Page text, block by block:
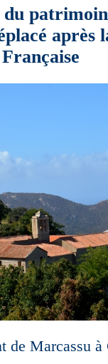
après
Française
de Marcassu à